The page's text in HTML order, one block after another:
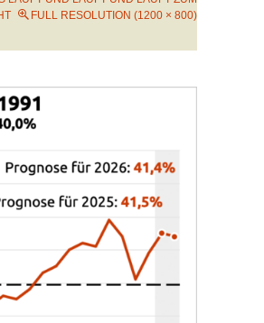
FULL RESOLUTION (1200 × 800)